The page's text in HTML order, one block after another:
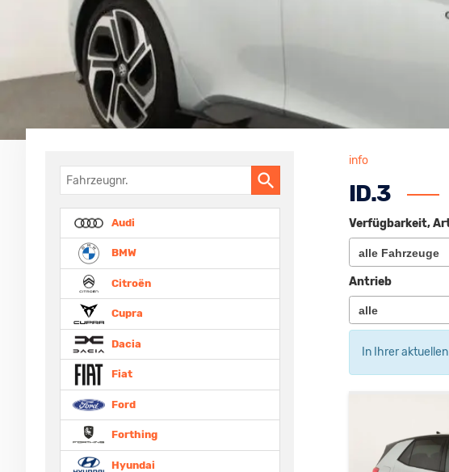
info
ID.3
Verfügbarkeit,
Antrieb
In Ihrer
Fahrzeugnr.
Audi
BMW
Citroën
Cupra
Dacia
Fiat
Ford
Forthing
Hyundai